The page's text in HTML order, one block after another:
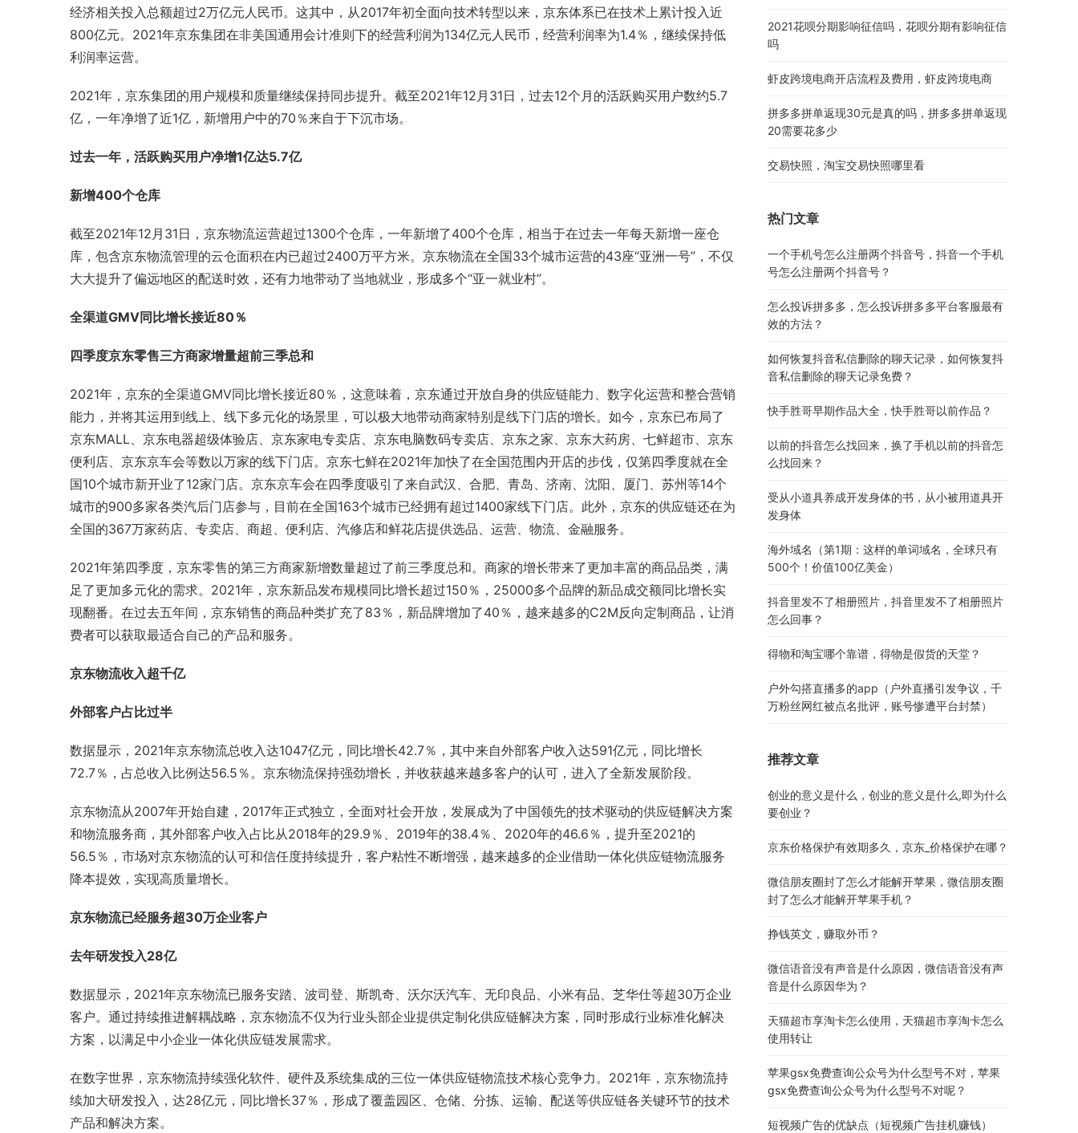
经济相关投入总额超过2万亿元人民币。这其中，从2017年初全面向技术转型以来，京东体系已在技术上累计投入近
800亿元。2021年京东集团在非美国通用会计准则下的经营利润为134亿元人民币，经营利润率为1.4％，继续保持低
利润率运营。
2021年，京东集团的用户规模和质量继续保持同步提升。截至2021年12月31日，过去12个月的活跃购买用户数约5.7
亿，一年净增了近1亿，新增用户中的70％来自于下沉市场。
过去一年，活跃购买用户净增1亿达5.7亿
新增400个仓库
截至2021年12月31日，京东物流运营超过1300个仓库，一年新增了400个仓库，相当于在过去一年每天新增一座仓
库，包含京东物流管理的云仓面积在内已超过2400万平方米。京东物流在全国33个城市运营的43座“亚洲一号”，不仅
大大提升了偏远地区的配送时效，还有力地带动了当地就业，形成多个“亚一就业村”。
全渠道GMV同比增长接近80％
四季度京东零售三方商家增量超前三季总和
2021年，京东的全渠道GMV同比增长接近80％，这意味着，京东通过开放自身的供应链能力、数字化运营和整合营销
能力，并将其运用到线上、线下多元化的场景里，可以极大地带动商家特别是线下门店的增长。如今，京东已布局了
京东MALL、京东电器超级体验店、京东家电专卖店、京东电脑数码专卖店、 京东之家、京东大药房、七鲜超市、 京东
便利店、京东京车会等数以万家的线下门店。京东七鲜在2021年加快了在全国范围内开店的步伐，仅第四季度就在全
国10个城市新开业了12家门店。京东京车会在四季度吸引了来自武汉、合肥、 青岛、济南、沈阳、 厦门 、 苏州等14个
城市的900多家各类汽后门店参与，目前在全国163个城市已经拥有超过1400家线下门店。此外，京东的供应链还在为
全国的367万家药店、专卖店、商超、便利店、汽修店和鲜花店提供选品、运营、物流、 金融服务。
2021年第四季度，京东零售的第三方商家新增数量超过了前三季度总和。商家的增长带来了更加丰富的商品品类，满
足了更加多元化的需求。2021年，京东新品发布规模同比增长超过150％，25000多个品牌的新品成交额同比增长实
现翻番。在过去五年间，京东销售的商品种类扩充了83％，新品牌增加了40％，越来越多的C2M反向定制商品，让消
费者可以获取最适合自己的产品和服务。
京东物流收入超千亿
外部客户占比过半
数据显示，2021年京东物流总收入达1047亿元，同比增长42.7％，其中来自外部客户收入达591亿元，同比增长
72.7％，占总收入比例达56.5％。京东物流保持强劲增长，并收获越来越多客户的认可，进入了全新发展阶段。
京东物流从2007年开始自建，2017年正式独立，全面对社会开放，发展成为了中国领先的技术驱动的供应链解决方案
和物流服务商，其外部客户收入占比从2018年的29.9％、2019年的38.4％、2020年的46.6％，提升至2021的
56.5％，市场对京东物流的认可和信任度持续提升，客户粘性不断增强，越来越多的企业借助一体化供应链物流服务
降本提效，实现高质量增长。
京东物流已经服务超30万企业客户
去年研发投入28亿
数据显示，2021年京东物流已服务安踏、 波司登、 斯凯奇、沃尔沃汽车、 无印良品、 小米有品、芝华仕等超30万企业
客户。通过持续推进解耦战略，京东物流不仅为行业头部企业提供定制化供应链解决方案，同时形成行业标准化解决
方案，以满足中小企业一体化供应链发展需求。
在数字世界，京东物流持续强化软件、硬件及系统集成的三位一体供应链物流技术核心竞争力。2021年，京东物流持
续加大研发投入，达28亿元，同比增长37％，形成了覆盖园区、仓储、分拣、运输、配送等供应链各关键环节的技术
产品和解决方案。
2021花呗分期影响征信吗，花呗分期有影响征信
吗
虾皮跨境电商开店流程及费用，虾皮跨境电商
拼多多拼单返现30元是真的吗，拼多多拼单返现
20需要花多少
交易快照，淘宝交易快照哪里看
热门文章
一个手机号怎么注册两个抖音号，抖音一个手机
号怎么注册两个抖音号？
怎么投诉拼多多，怎么投诉拼多多平台客服最有
效的方法？
如何恢复抖音私信删除的聊天记录，如何恢复抖
音私信删除的聊天记录免费？
快手胜哥早期作品大全，快手胜哥以前作品？
以前的抖音怎么找回来，换了手机以前的抖音怎
么找回来？
受从小道具养成开发身体的书，从小被用道具开
发身体
海外域名（第1期：这样的单词域名，全球只有
500个！价值100亿美金）
抖音里发不了相册照片，抖音里发不了相册照片
怎么回事？
得物和淘宝哪个靠谱，得物是假货的天堂？
户外勾搭直播多的app（户外直播引发争议，千
万粉丝网红被点名批评，账号惨遭平台封禁）
推荐文章
创业的意义是什么，创业的意义是什么,即为什么
要创业？
京东价格保护有效期多久，京东_价格保护在哪？
微信朋友圈封了怎么才能解开苹果，微信朋友圈
封了怎么才能解开苹果手机？
挣钱英文，赚取外币？
微信语音没有声音是什么原因，微信语音没有声
音是什么原因华为？
天猫超市享淘卡怎么使用，天猫超市享淘卡怎么
使用转让
苹果gsx免费查询公众号为什么型号不对，苹果
gsx免费查询公众号为什么型号不对呢？
短视频广告的优缺点（短视频广告挂机赚钱）